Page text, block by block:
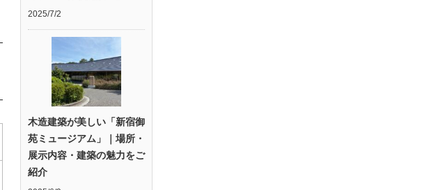
2025/7/2
木造建築が美しい「新宿御
苑ミュージアム」｜場所・
展示内容・建築の魅力をご
紹介